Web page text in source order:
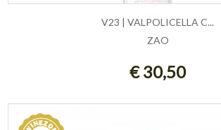
AGGIUNGI AL CARRELLO
V23 | VALPOLICELLA C...
ZAO
€ 30,50